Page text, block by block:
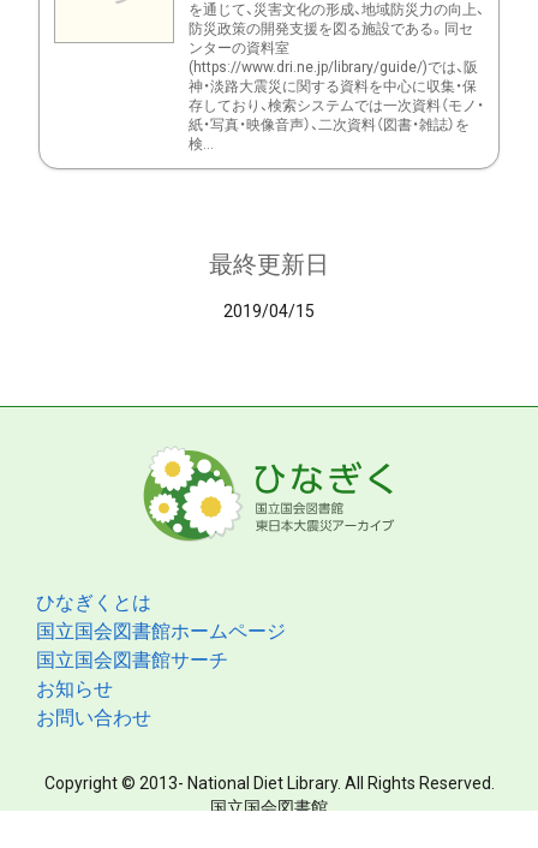
を通じて、災害文化の形成、地域防災力の向上、
防災政策の開発支援を図る施設である。同セ
ンターの資料室
(https://www.dri.ne.jp/library/guide/)では、阪
神・淡路大震災に関する資料を中心に収集・保
存しており、検索システムでは一次資料（モノ・
紙・写真・映像音声）、二次資料（図書・雑誌）を
検...
最終更新日
2019/04/15
ひなぎくとは
国立国会図書館ホームページ
国立国会図書館サーチ
お知らせ
お問い合わせ
Copyright © 2013- National Diet Library. All Rights Reserved.